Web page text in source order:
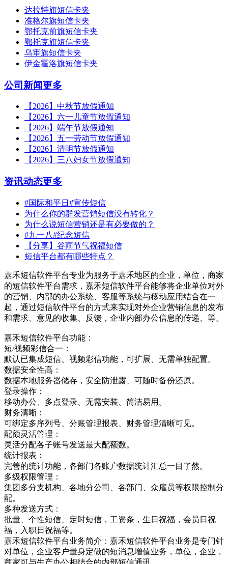
达拉特旗短信卡夹
准格尔旗短信卡夹
鄂托克前旗短信卡夹
鄂托克旗短信卡夹
乌审旗短信卡夹
伊金霍洛旗短信卡夹
公司新闻更多
【2026】中秋节放假通知
【2026】六一儿童节放假通知
【2026】端午节放假通知
【2026】五一劳动节放假通知
【2026】清明节放假通知
【2026】三八妇女节放假通知
资讯动态更多
#国际和平日#宣传短信
为什么你的群发营销短信没有转化？
为什么说短信营销还是有必要做的？
#九一八#纪念短信
【分享】谷雨节气祝福短信
短信平台都有哪些特点？
嘉禾短信软件平台专业为服务于嘉禾地区的企业，单位，商家
的短信软件平台需求，嘉禾短信软件平台能够将企业单位对外
的营销、内部的办公系统、客服等系统与移动应用结合在一
起，通过短信软件平台的方式来实现对外企业营销信息的发布
和需求、意见的收集、反馈，企业内部办公信息的传递、等。
嘉禾短信软件平台功能：
短/视频彩信合一：
默认已集成短信、视频彩信功能，可扩展、无需单独配置。
数据安全性高：
数据本地服务器储存，安全防泄露、可随时备份还原。
登录操作：
移动办公、多点登录、无需安装、简洁易用。
财务清晰：
可绑定多序列号、分账管理报表、财务管理清晰可见。
配额灵活管理：
灵活分配各子账号发送最大配额数。
统计报表：
完善的统计功能，各部门各账户数据统计汇总一目了然。
多级权限管理：
集团多分支机构、各地分公司、各部门、众雇员等权限控制分
配。
多种发送方式：
批量、个性短信、定时短信，工资条，生日祝福，会员日祝
福，入职日祝福等。
嘉禾短信软件平台业务简介：嘉禾短信软件平台业务是专门针
对单位，企业客户量身定做的短消息增值业务，单位，企业，
商家可与生产办公相结合的内部短信通讯，